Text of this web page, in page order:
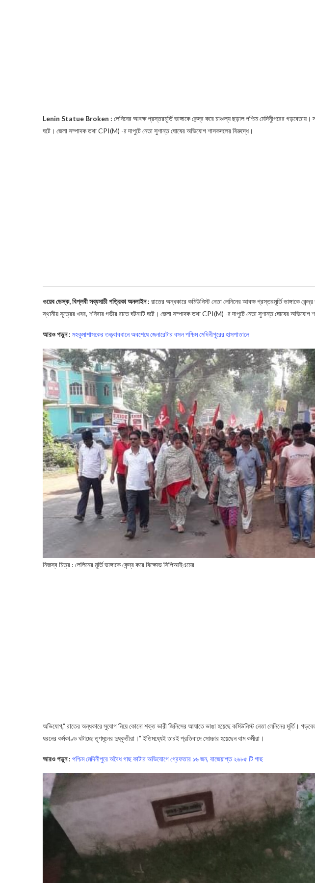
Lenin Statue Broken : লেনিনের আবক্ষ প্রস্তরমূর্তি ভাঙ্গাকে কেন্দ্র করে চাঞ্চল্য ছড়াল পশ্চিম মেদিনীুপরের
ঘটে। জেলা সম্পাদক তথা CPI(M) -র দাপুটে নেতা সুশান্ত ঘোষের অভিযোগ শাসকদলের বিরুদ্ধে।
ওয়েব ডেস্ক, বিপ্লবী সব্যসাচী পত্রিকা অনলাইন : রাতের অন্ধকারে কমিউনিস্ট নেতা লেনিনের আবক্ষ প্রস্তরমূর্তি ভাঙ্গাকে
স্থানীয় সূত্রের খবর, শনিবার গভীর রাতে ঘটনাটি ঘটে। জেলা সম্পাদক তথা CPI(M) -র দাপুটে নেতা সুশান্ত ঘোষের অভিযোগ
আরও পড়ুন : মহকুমাশাসকের তত্ত্বাবধানে অবশেষে জেনারেটার বসল পশ্চিম মেদিনীপুরের হাসপাতালে
নিজস্ব চিত্র : লেলিনের মূর্তি ভাঙ্গাকে কেন্দ্র করে বিক্ষোভ সিপিআইএমের
অভিযোগ,” রাতের অন্ধকারে সুযোগ নিয়ে কোনো শক্ত ভারী জিনিসের আঘাতে ভাঙা হয়েছে কমিউনিস্ট নেতা লেনিনের মূর্তি।
ধরনের কর্মকাণ্ড ঘটাচ্ছে তৃণমূলের দুষ্কৃতীরা।” ইতিমধ্যেই তারই প্রতিবাদে সোচ্চার হয়েছেন বাম কর্মীরা।
আরও পড়ুন : পশ্চিম মেদিনীপুরে অবৈধ গাছ কাটার অভিযোগে গ্রেফতার ১৬ জন, বাজেয়াপ্ত ২৬৮৫ টি গাছ